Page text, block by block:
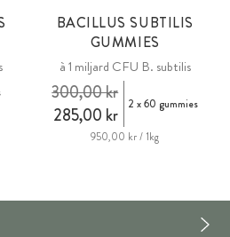
BACILLUS SUBTILIS
GUMMIES
à 1 miljard CFU B. subtilis
285,00 kr
300,00 kr 2 x 60 gummies
950,00 kr / 1kg